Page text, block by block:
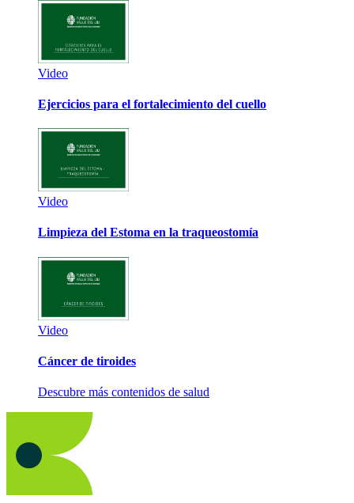
Video
Ejercicios para el fortalecimiento del cuello
Video
Limpieza del Estoma en la traqueostomía
Video
Cáncer de tiroides
Descubre más contenidos de salud